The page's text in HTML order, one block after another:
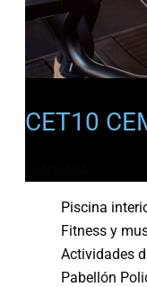
CET10
Piscina
Fitness y
Actividades
Pabellón